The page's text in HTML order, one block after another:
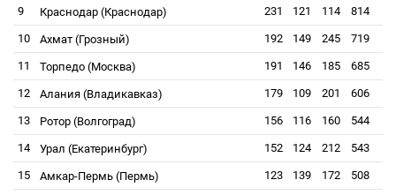
9 Краснодар (Краснодар) 231 121 114 814
10 Ахмат (Грозный) 192 149 245 719
11 Торпедо (Москва) 191 146 185 685
12 Алания (Владикавказ) 179 109 201 606
13 Ротор (Волгоград) 156 116 160 544
14 Урал (Екатеринбург) 152 124 212 543
15 Амкар-Пермь (Пермь) 123 139 172 508